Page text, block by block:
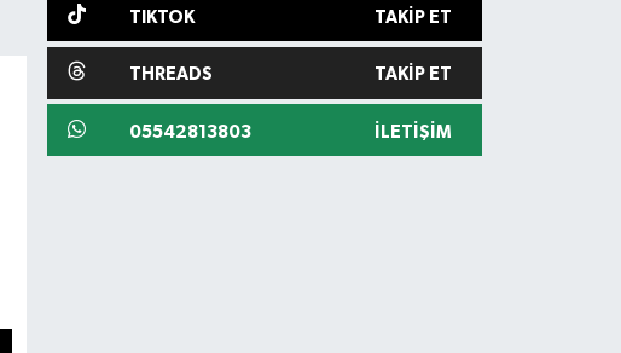
TIKTOK TAKIP ET
THREADS TAKIP ET
05542813803 İLETIŞIM